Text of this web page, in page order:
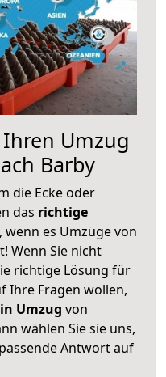
Umzug
Barby
die Ecke oder
das richtige
wenn es Umzüge von
Wenn Sie nicht
richtige Lösung für
Ihre Fragen wollen,
Umzug von
wählen Sie sie uns,
Antwort auf